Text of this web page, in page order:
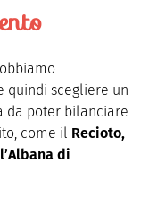
quindi scegliere un
da poter bilanciare
come il Recioto,
l’Albana di